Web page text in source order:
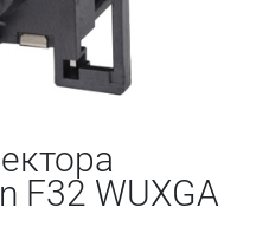
F32 WUXGA